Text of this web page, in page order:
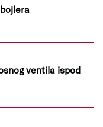
ventila ispod